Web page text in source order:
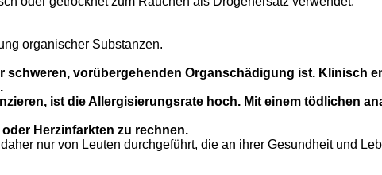
organischer Substanzen.
vorübergehenden Organschädigung ist. Klinisch
ist die Allergisierungsrate hoch. Mit einem tödlichen
Herzinfarkten zu rechnen.
nur von Leuten durchgeführt, die an ihrer Gesundheit und